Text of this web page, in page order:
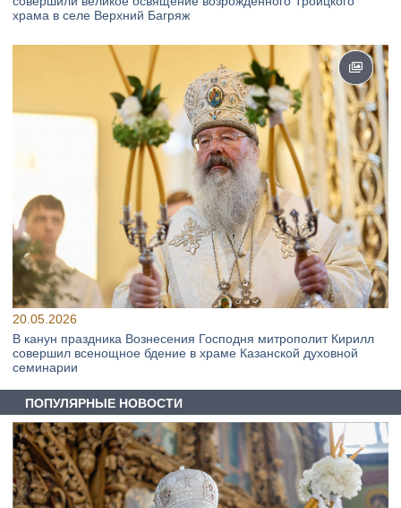
храма в селе Верхний Багряж
20.05.2026
В канун праздника Вознесения Господня митрополит Кирилл
совершил всенощное бдение в храме Казанской духовной
семинарии
ПОПУЛЯРНЫЕ НОВОСТИ